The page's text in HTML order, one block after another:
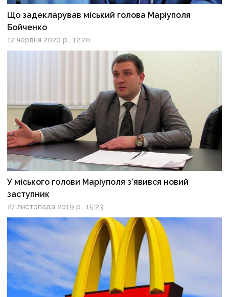
Що задекларував міський голова Маріуполя
Бойченко
12 червня 2020 р., 12:20
У міського голови Маріуполя з’явився новий
заступник
27 листопада 2019 р., 15:23